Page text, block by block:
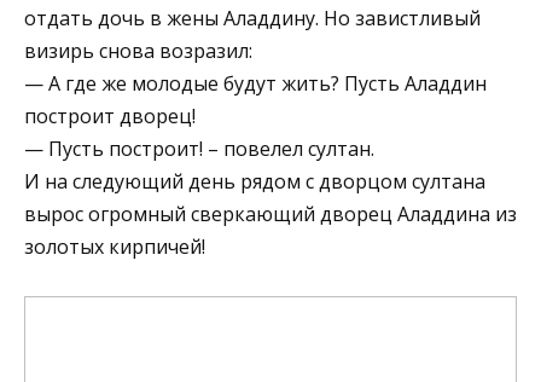
отдать дочь в жены Аладдину. Но завистливый
визирь снова возразил:
— А где же молодые будут жить? Пусть Аладдин
построит дворец!
— Пусть построит! – повелел султан.
И на следующий день рядом с дворцом султана
вырос огромный сверкающий дворец Аладдина из
золотых кирпичей!